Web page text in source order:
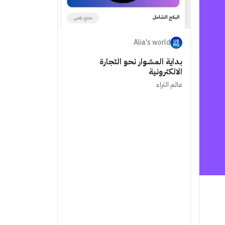
Alia's world
بداية المشوار نحو التجارة
الالكترونية
عالم الثراء